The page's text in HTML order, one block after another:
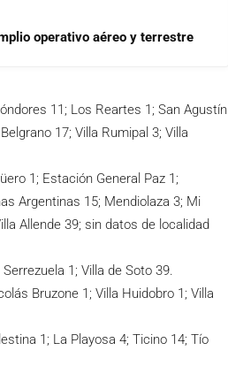
operativo aéreo y terrestre
11; Los Reartes 1; San Agustín
17; Villa Rumipal 3; Villa
1; Estación General Paz 1;
Argentinas 15; Mendiolaza 3; Mi
Allende 39; sin datos de localidad
1; Villa de Soto 39.
Bruzone 1; Villa Huidobro 1; Villa
1; La Playosa 4; Ticino 14; Tío